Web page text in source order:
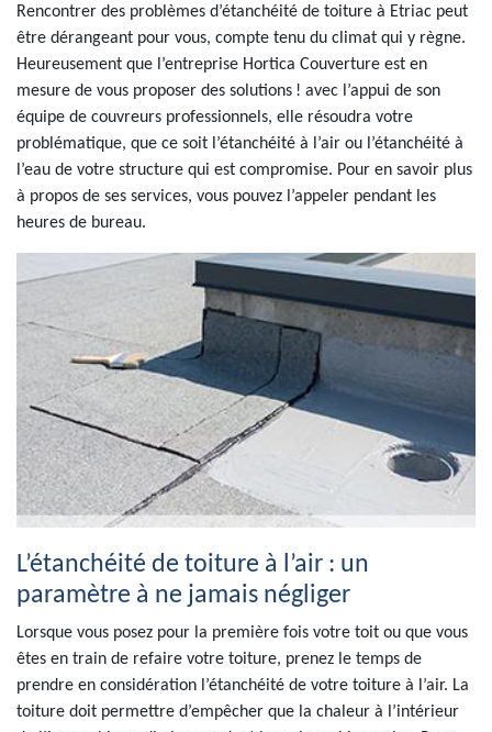
Rencontrer des problèmes d’étanchéité de toiture à Etriac peut
être dérangeant pour vous, compte tenu du climat qui y règne.
Heureusement que l’entreprise Hortica Couverture est en
mesure de vous proposer des solutions ! avec l’appui de son
équipe de couvreurs professionnels, elle résoudra votre
problématique, que ce soit l’étanchéité à l’air ou l’étanchéité à
l’eau de votre structure qui est compromise. Pour en savoir plus
à propos de ses services, vous pouvez l’appeler pendant les
heures de bureau.
L’étanchéité de toiture à l’air : un
paramètre à ne jamais négliger
Lorsque vous posez pour la première fois votre toit ou que vous
êtes en train de refaire votre toiture, prenez le temps de
prendre en considération l’étanchéité de votre toiture à l’air. La
toiture doit permettre d’empêcher que la chaleur à l’intérieur